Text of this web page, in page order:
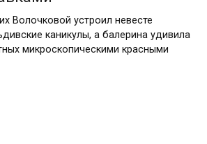
Волочковой устроил невесте
каникулы, а балерина удивила
микроскопическими красными